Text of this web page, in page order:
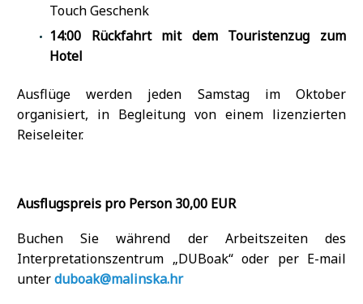
Touch Geschenk
14:00
Rückfahrt mit dem Touristenzug zum
Hotel
Ausflüge werden jeden Samstag im Oktober
organisiert, ​in Begleitung von einem lizenzierten
Reiseleiter.
Ausflugspreis pro Person 30,00 EUR
Buchen Sie während der Arbeitszeiten des
Interpretationszentrum „DUBoak“ oder per E-mail
unterduboak@malinska.hr